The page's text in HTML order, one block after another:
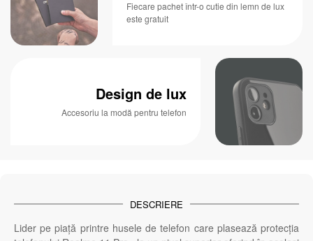
Fiecare pachet într-o cutie din lemn de lux
este gratuit
Design de lux
Accesoriu la modă pentru telefon
DESCRIERE
Lider pe piață printre husele de telefon care plasează protecția